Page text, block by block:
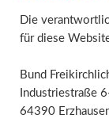
Die
für diese
Bund
Industriestraße
64390